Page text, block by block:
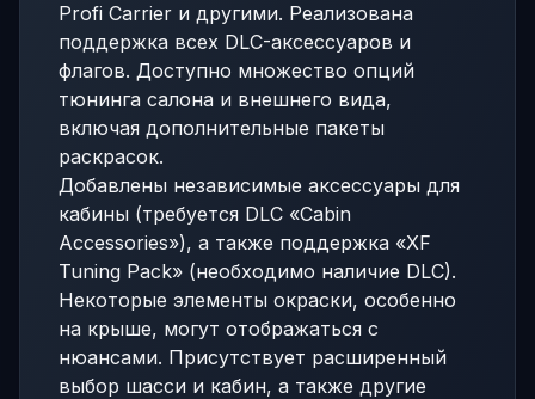
Profi Carrier и другими. Реализована
поддержка всех DLC-аксессуаров и
флагов. Доступно множество опций
тюнинга салона и внешнего вида,
включая дополнительные пакеты
раскрасок.
Добавлены независимые аксессуары для
кабины (требуется DLC «Cabin
Accessories»), а также поддержка «XF
Tuning Pack» (необходимо наличие DLC).
Некоторые элементы окраски, особенно
на крыше, могут отображаться с
нюансами. Присутствует расширенный
выбор шасси и кабин, а также другие